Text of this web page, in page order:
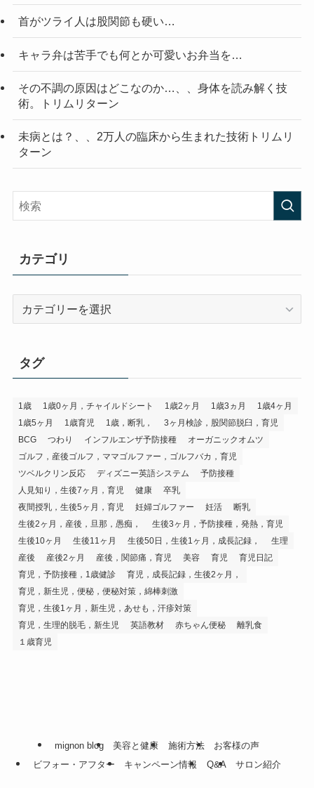
首がツライ人は股関節も硬い…
キャラ弁は苦手でも何とか可愛いお弁当を…
その不調の原因はどこなのか…、、身体を読み解く技
術。トリムリターン
未病とは？、、2万人の臨床から生まれた技術トリムリ
ターン
カテゴリ
タグ
1歳 1歳0ヶ月，チャイルドシート 1歳2ヶ月 1歳3ヵ月
1歳4ヶ月
1歳5ヶ月
1歳育児 1歳，断乳，
3ヶ月検診，股関節脱臼，育児
BCG
つわり インフルエンザ予防接種
オーガニックオムツ
ゴルフ，産後ゴルフ，ママゴルファー，ゴルフバカ，育児
ツベルクリン反応
ディズニー英語システム
予防接種
人見知り，生後7ヶ月，育児
健康
卒乳
夜間授乳，生後5ヶ月，育児
妊婦ゴルファー 妊活
断乳
生後2ヶ月，産後，旦那，愚痴，
生後3ヶ月，予防接種，発熱，育児
生後10ヶ月
生後11ヶ月 生後50日，生後1ヶ月，成長記録，
生理
産後
産後2ヶ月 産後，関節痛，育児 美容 育児
育児日記
育児，予防接種，1歳健診
育児，成長記録，生後2ヶ月，
育児，新生児，便秘，便秘対策，綿棒刺激
育児，生後1ヶ月，新生児，あせも，汗疹対策
育児，生理的脱毛，新生児
英語教材 赤ちゃん便秘
離乳食
１歳育児
mignon blog 美容と健康 施術方法
お客様の声
ビフォー・アフター
キャンペーン情報 Q&A サロン紹介